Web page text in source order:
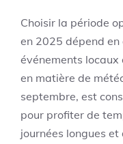
Choisir la période
en 2025 dépend
événements locaux
en matière de
septembre, est
pour profiter de
journées longues